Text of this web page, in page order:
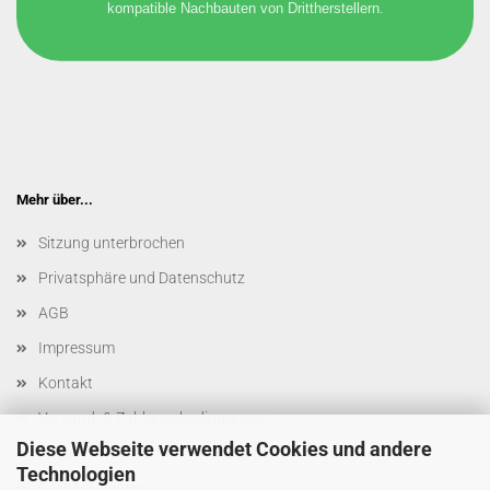
Diese Webseite verwendet Cookies und andere
Technologien
kompatible Nachbauten von Drittherstellern.
Mehr über...
Sitzung unterbrochen
Privatsphäre und Datenschutz
AGB
Impressum
Kontakt
Versand- & Zahlungsbedingungen
Widerrufsrecht & Muster-Widerrufsformular